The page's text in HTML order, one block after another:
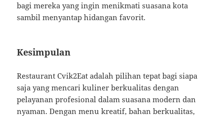
bagi mereka yang ingin menikmati suasana kota
sambil menyantap hidangan favorit.
Kesimpulan
Restaurant Cvik2Eat adalah pilihan tepat bagi siapa
saja yang mencari kuliner berkualitas dengan
pelayanan profesional dalam suasana modern dan
nyaman. Dengan menu kreatif, bahan berkualitas,